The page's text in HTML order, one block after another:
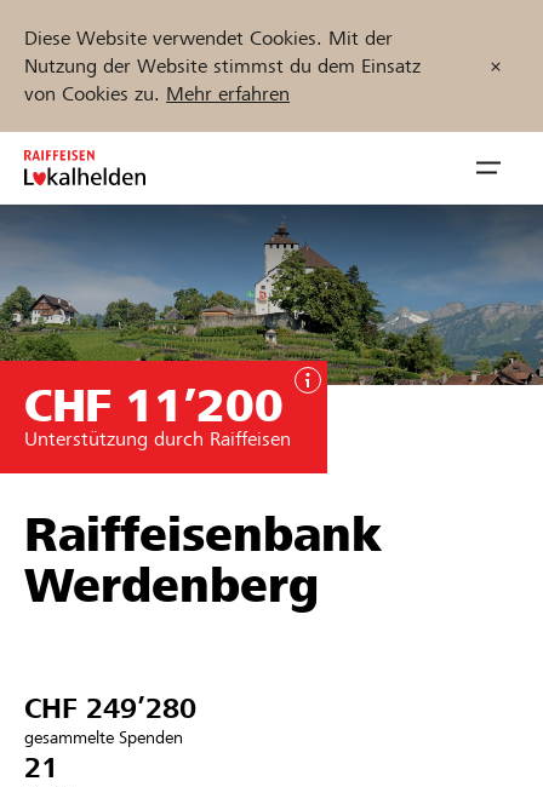
Diese Website verwendet Cookies. Mit der
Nutzung der Website stimmst du dem Einsatz
von Cookies zu. Mehr erfahren
Zum
Inhalt
springen
öffnen
Unterstützen
Hilfe & Support
Partner / Raiffeisenbank
Anmelden
Projekte und Organisationen finden
Jetzt starten
CHF 11’200
Unterstützung durch Raiffeisen
Raiffeisenbank
Werdenberg
CHF 249’280
gesammelte Spenden
21